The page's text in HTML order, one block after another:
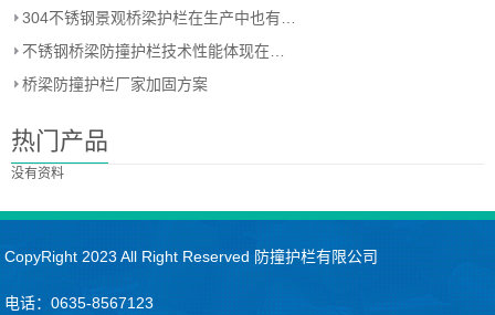
桥梁防撞护栏厂家加固方案
热门产品
没有资料
CopyRight 2023 All Right Reserved 防撞护栏有限公司
电话：0635-8567123